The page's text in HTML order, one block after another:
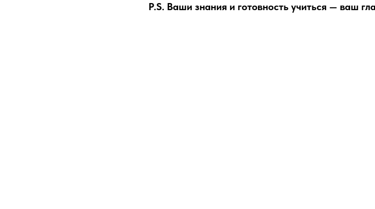
P.S. Ваши знания и готовность учиться — ваш